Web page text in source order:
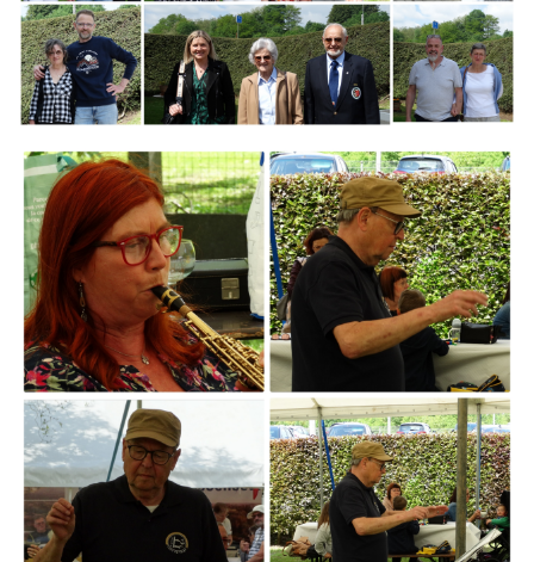
Branding
ARMCHAIR